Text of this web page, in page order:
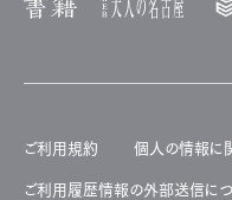
ご利用規約 個人の情報に
ご利用履歴情報の外部送信に